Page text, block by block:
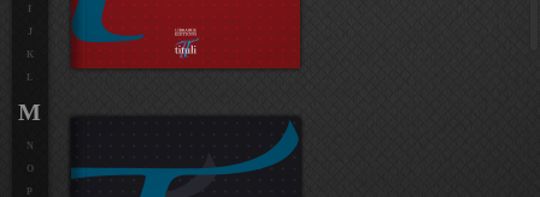
J
K
L
M
N
O
P